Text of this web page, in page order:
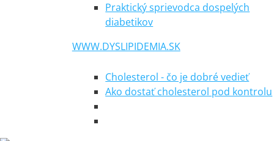
Praktický sprievodca dospelých
diabetikov
WWW.DYSLIPIDEMIA.SK
Cholesterol - čo je dobré vedieť
Ako dostať cholesterol pod kontrolu